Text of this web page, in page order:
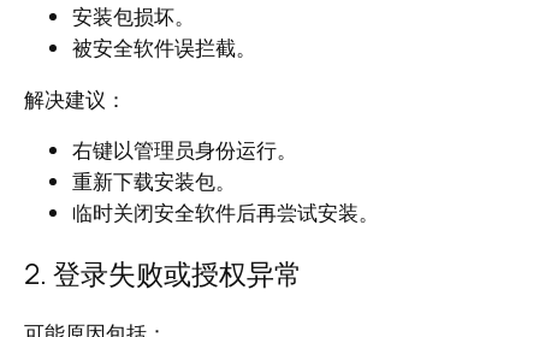
安装包损坏。
被安全软件误拦截。
解决建议：
右键以管理员身份运行。
重新下载安装包。
临时关闭安全软件后再尝试安装。
2. 登录失败或授权异常